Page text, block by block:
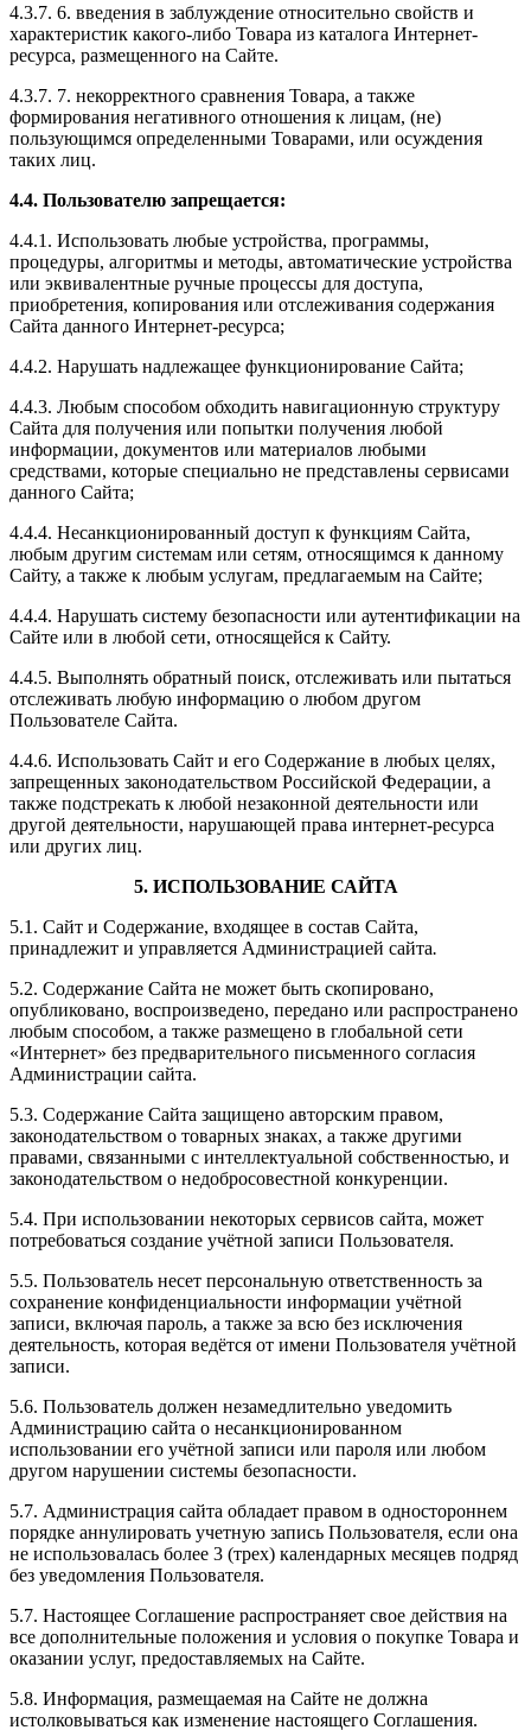
4.3.7. 6. введения в заблуждение относительно свойств и
характеристик какого-либо Товара из каталога Интернет-
ресурса, размещенного на Сайте.
4.3.7. 7. некорректного сравнения Товара, а также
формирования негативного отношения к лицам, (не)
пользующимся определенными Товарами, или осуждения
таких лиц.
4.4. Пользователю запрещается:
4.4.1. Использовать любые устройства, программы,
процедуры, алгоритмы и методы, автоматические устройства
или эквивалентные ручные процессы для доступа,
приобретения, копирования или отслеживания содержания
Сайта данного Интернет-ресурса;
4.4.2. Нарушать надлежащее функционирование Сайта;
4.4.3. Любым способом обходить навигационную структуру
Сайта для получения или попытки получения любой
информации, документов или материалов любыми
средствами, которые специально не представлены сервисами
данного Сайта;
4.4.4. Несанкционированный доступ к функциям Сайта,
любым другим системам или сетям, относящимся к данному
Сайту, а также к любым услугам, предлагаемым на Сайте;
4.4.4. Нарушать систему безопасности или аутентификации на
Сайте или в любой сети, относящейся к Сайту.
4.4.5. Выполнять обратный поиск, отслеживать или пытаться
отслеживать любую информацию о любом другом
Пользователе Сайта.
4.4.6. Использовать Сайт и его Содержание в любых целях,
запрещенных законодательством Российской Федерации, а
также подстрекать к любой незаконной деятельности или
другой деятельности, нарушающей права интернет-ресурса
или других лиц.
5. ИСПОЛЬЗОВАНИЕ САЙТА
5.1. Сайт и Содержание, входящее в состав Сайта,
принадлежит и управляется Администрацией сайта.
5.2. Содержание Сайта не может быть скопировано,
опубликовано, воспроизведено, передано или распространено
любым способом, а также размещено в глобальной сети
«Интернет» без предварительного письменного согласия
Администрации сайта.
5.3. Содержание Сайта защищено авторским правом,
законодательством о товарных знаках, а также другими
правами, связанными с интеллектуальной собственностью, и
законодательством о недобросовестной конкуренции.
5.4. При использовании некоторых сервисов сайта, может
потребоваться создание учётной записи Пользователя.
5.5. Пользователь несет персональную ответственность за
сохранение конфиденциальности информации учётной
записи, включая пароль, а также за всю без исключения
деятельность, которая ведётся от имени Пользователя учётной
записи.
5.6. Пользователь должен незамедлительно уведомить
Администрацию сайта о несанкционированном
использовании его учётной записи или пароля или любом
другом нарушении системы безопасности.
5.7. Администрация сайта обладает правом в одностороннем
порядке аннулировать учетную запись Пользователя, если она
не использовалась более 3 (трех) календарных месяцев подряд
без уведомления Пользователя.
5.7. Настоящее Соглашение распространяет свое действия на
все дополнительные положения и условия о покупке Товара и
оказании услуг, предоставляемых на Сайте.
5.8. Информация, размещаемая на Сайте не должна
истолковываться как изменение настоящего Соглашения.